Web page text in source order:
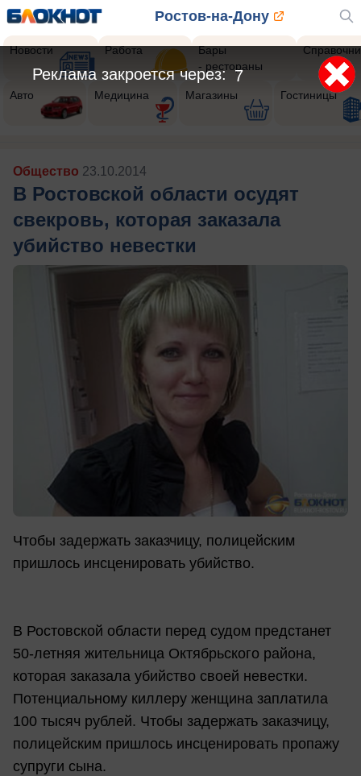
Ростов-на-Дону
Новости Работа
Бары
- рестораны
Авто Медицина Магазины Гостиницы
Общество 23.10.2014
В Ростовской области осудят
свекровь, которая заказала
убийство невестки
Чтобы задержать заказчицу, полицейским
пришлось инсценировать убийство.
В Ростовской области перед судом предстанет
50-летняя жительница Октябрьского района,
которая заказала убийство своей невестки.
Потенциальному киллеру женщина заплатила
100 тысяч рублей. Чтобы задержать заказчицу,
полицейским пришлось инсценировать пропажу
супруги сына.
5
Реклама закроется через: